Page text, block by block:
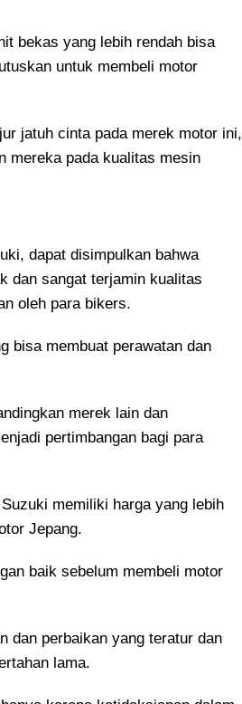
bekas yang lebih rendah bisa
untuk membeli motor
jatuh cinta pada merek motor ini,
mereka pada kualitas mesin
dapat disimpulkan bahwa
dan sangat terjamin kualitas
oleh para bikers.
bisa membuat perawatan dan
merek lain dan
pertimbangan bagi para
memiliki harga yang lebih
Jepang.
baik sebelum membeli motor
dan perbaikan yang teratur dan
lama.